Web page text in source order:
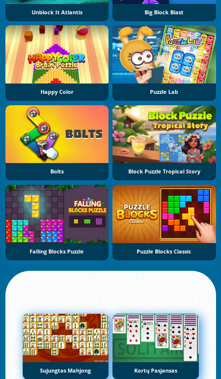
Unblock It Atlantis Big Block Blast
Happy Color Puzzle Lab
Bolts Block Puzzle Tropical Story
Falling Blocks Puzzle Puzzle Blocks Classic
Sujungtas Mahjong Kortų Pasjansas